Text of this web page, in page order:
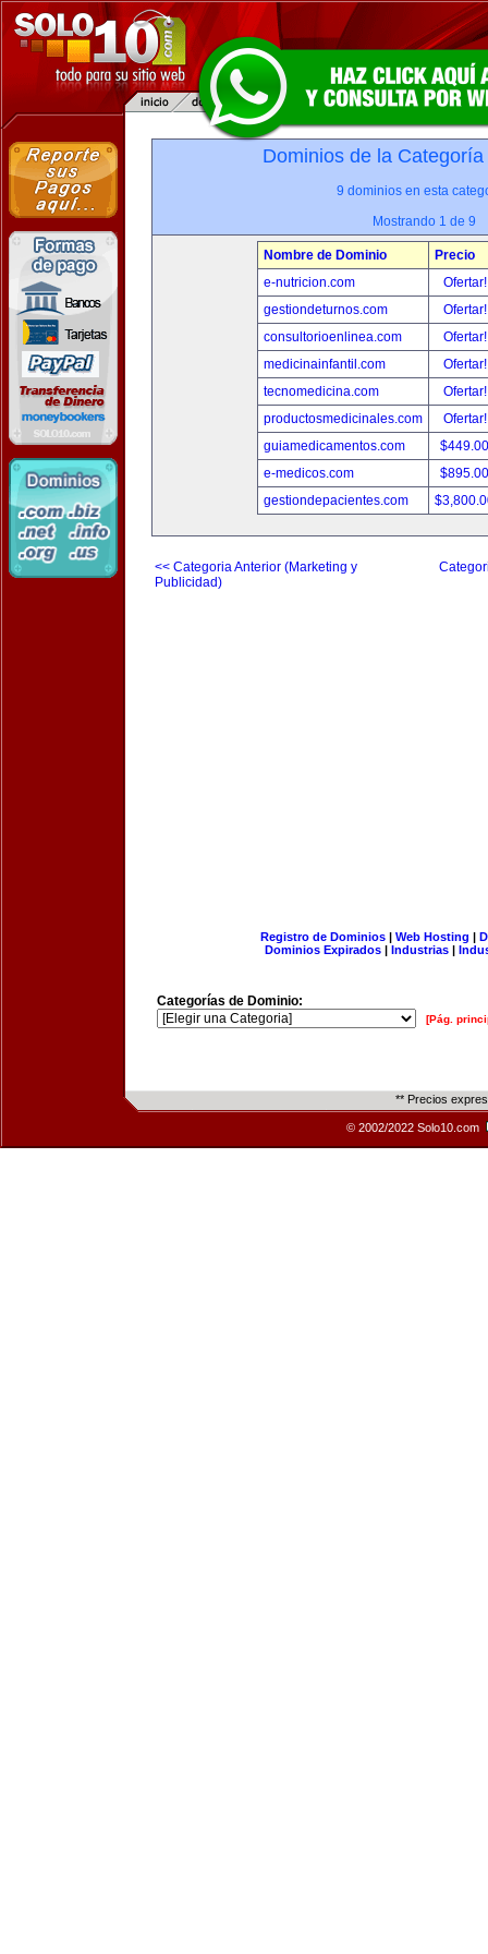
Dominios de la
9 dominios en esta
Mostrando 1 de 9
Nombre de Dominio
Precio
e-nutricion.com
gestiondeturnos.com
consultorioenlinea.com
medicinainfantil.com
tecnomedicina.com
productosmedicinales.com
guiamedicamentos.com
e-medicos.com
gestiondepacientes.com
<< Categoria Anterior (Marketing y
Publicidad)
Registro de Dominios| Web Hosting |
Dominios Expirados | Industrias |
Categorías de Dominio:
[Pág.
** Precios
© 2002/2022 Solo10.com